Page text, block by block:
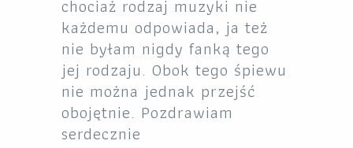
chociaż rodzaj muzyki nie
każdemu odpowiada, ja też
nie byłam nigdy fanką tego
jej rodzaju. Obok tego śpiewu
nie można jednak przejść
obojętnie. Pozdrawiam
serdecznie